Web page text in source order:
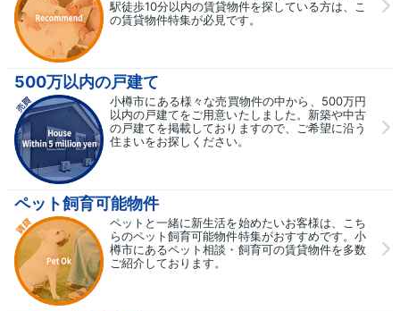
駅徒歩10分以内の賃貸物件を探している方は、こ
の賃貸物件特集が必見です。
500万以内の戸建て
小樽市にある様々な売買物件の中から、500万円
以内の戸建てをご用意いたしました。新築や中古
の戸建てを掲載しておりますので、ご希望に沿う
住まいをお探しください。
ペット飼育可能物件
ペットと一緒に新生活を始めたいお客様は、こち
らのペット飼育可能物件特集がおすすめです。小
樽市にあるペット相談・飼育可の賃貸物件を多数
ご紹介しております。